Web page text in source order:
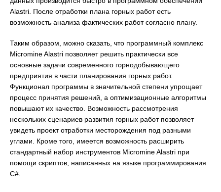
Alastri. После отработки плана горных работ есть
возможность анализа фактических работ согласно плану.
Таким образом, можно сказать, что программный комплекс
Micromine Alastri позволяет решить практически все
основные задачи современного горнодобывающего
предприятия в части планирования горных работ.
Функционал программы в значительной степени упрощает
процесс принятия решений, а оптимизационные алгоритмы
повышают их качество. Возможность рассмотрения
нескольких сценариев развития горных работ позволяет
увидеть проект отработки месторождения под разными
углами. Кроме того, имеется возможность расширить
стандартный набор инструментов Micromine Alastri при
помощи скриптов, написанных на языке программирования
C#.